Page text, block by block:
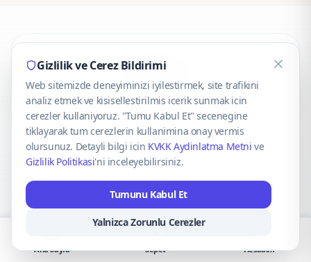
CaseOnn
© 2025 CaseOnn. Tüm hakları saklıdır.
VISA Mastercard
Gizlilik ve Cerez Bildirimi
Web sitemizde deneyiminizi iyilestirmek, site trafikini
analiz etmek ve kisisellestirilmis icerik sunmak icin
cerezler kullaniyoruz. "Tumu Kabul Et" secenegine
tiklayarak tum cerezlerin kullanimina onay vermis
olursunuz. Detayli bilgi icin KVKK Aydinlatma Metni ve
Gizlilik Politikasi'ni inceleyebilirsiniz.
Tumunu Kabul Et
Yalnizca Zorunlu Cerezler
Ana Sayfa Sepet Hesabım